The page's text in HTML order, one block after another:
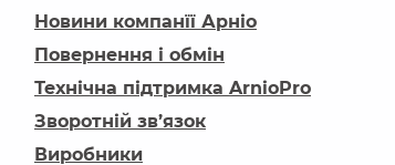
Новини компанїї Арніо
Повернення і обмін
Технічна підтримка ArnioPro
Зворотній зв’язок
Виробники